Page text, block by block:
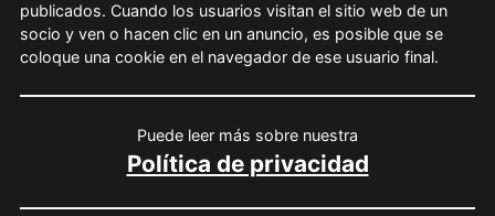
publicados. Cuando los usuarios visitan el sitio web de un
socio y ven o hacen clic en un anuncio, es posible que se
coloque una cookie en el navegador de ese usuario final.
Puede leer más sobre nuestra
Política de privacidad